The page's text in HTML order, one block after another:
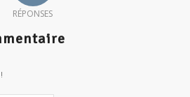
RÉPONSES